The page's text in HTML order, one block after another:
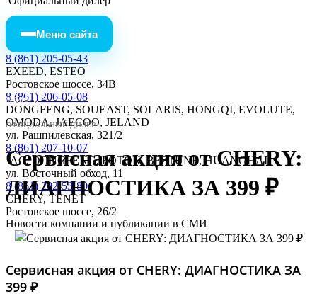
Меню сайта
8 (861) 205-05-43
EXEED, ESTEO
Ростовское шоссе, 34В
8 (861) 206-05-08
DONGFENG, SOUEAST, SOLARIS, HONGQI, EVOLUTE,
OMODA, JAECOO, JELAND
ул. Рашпилевская, 321/2
8 (861) 207-10-07
JAC, DONGFENG, FOTON, BESTUNE, HUANGHAI
ул. Восточный обход, 11
8 (861) 202-53-80
CHERY, TENET
Ростовское шоссе, 26/2
МЕНЮ
ОФИЦИАЛЬНЫЙ ДИЛЕР
Сервисная акция от CHERY:
ДИАГНОСТИКА ЗА 399 ₽
Новости компании и публикации в СМИ
Сервисная акция от CHERY: ДИАГНОСТИКА ЗА
399 ₽